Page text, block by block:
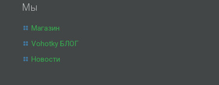
Мы
Магазин
Vohotky БЛОГ
Новости